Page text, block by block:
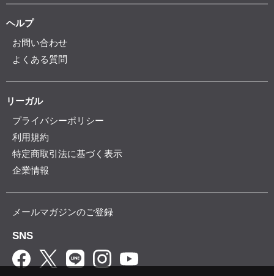
ヘルプ
お問い合わせ
よくある質問
リーガル
プライバシーポリシー
利用規約
特定商取引法に基づく表示
企業情報
メールマガジンのご登録
SNS